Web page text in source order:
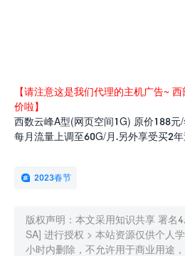
【请注意这是我们代理的主机广告~
价啦】
西数云峰A型(网页空间1G) 原价188
每月流量上调至60G/月.另外享受买2
2023春节
版权声明：本文采用知识共享 署名
SA] 进行授权 > 本站资源仅供个人
小时内删除，不允许用于商业用途